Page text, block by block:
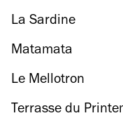
La Sardine
Matamata
Le Mellotron
Terrasse du